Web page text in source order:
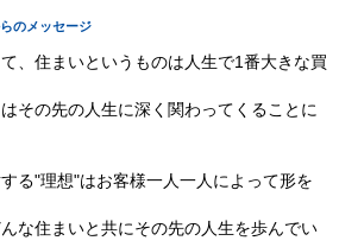
のメッセージ
、住まいというものは人生で1番大きな買
その先の人生に深く関わってくることに
る"理想"はお客様一人一人によって形を
な住まいと共にその先の人生を歩んでい